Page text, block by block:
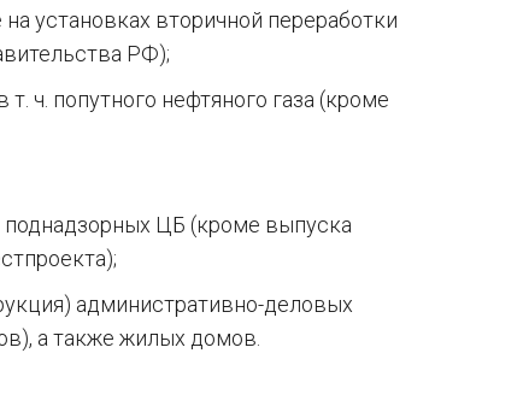
установках вторичной переработки
РФ);
ч. попутного нефтяного газа (кроме
поднадзорных ЦБ (кроме выпуска
административно-деловых
а также жилых домов.